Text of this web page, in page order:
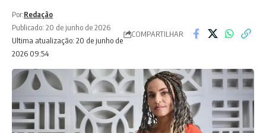
Ultima atualização: 20 de junho de
2026 09:54
Por:Redação
Publicado: 20 de junho de 2026
COMPARTILHAR